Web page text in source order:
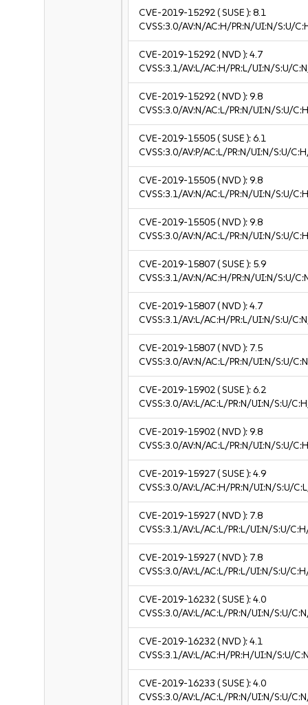
CVE-2019-15292( SUSE ):8.1
CVSS:3.0/AV:N/AC:H/PR:N/UI:N/S:U/
CVE-2019-15292( NVD ):4.7
CVSS:3.1/AV:L/AC:H/PR:L/UI:N/S:U/
CVE-2019-15292( NVD ):9.8
CVSS:3.0/AV:N/AC:L/PR:N/UI:N/S:U/
CVE-2019-15505( SUSE ):6.1
CVSS:3.0/AV:P/AC:L/PR:N/UI:N/S:U/
CVE-2019-15505( NVD ):9.8
CVSS:3.1/AV:N/AC:L/PR:N/UI:N/S:U/
CVE-2019-15505( NVD ):9.8
CVSS:3.0/AV:N/AC:L/PR:N/UI:N/S:U/
CVE-2019-15807( SUSE ): 5.9
CVSS:3.1/AV:N/AC:H/PR:N/UI:N/S:U/
CVE-2019-15807( NVD ):4.7
CVSS:3.1/AV:L/AC:H/PR:L/UI:N/S:U/
CVE-2019-15807( NVD ): 7.5
CVSS:3.0/AV:N/AC:L/PR:N/UI:N/S:U/
CVE-2019-15902( SUSE ):6.2
CVSS:3.0/AV:L/AC:L/PR:N/UI:N/S:U/
CVE-2019-15902( NVD ):9.8
CVSS:3.0/AV:N/AC:L/PR:N/UI:N/S:U/
CVE-2019-15927( SUSE ):4.9
CVSS:3.0/AV:L/AC:H/PR:N/UI:N/S:U/
CVE-2019-15927( NVD ): 7.8
CVSS:3.1/AV:L/AC:L/PR:L/UI:N/S:U/
CVE-2019-15927( NVD ): 7.8
CVSS:3.0/AV:L/AC:L/PR:L/UI:N/S:U/
CVE-2019-16232( SUSE ):4.0
CVSS:3.0/AV:L/AC:L/PR:N/UI:N/S:U/
CVE-2019-16232( NVD ):4.1
CVSS:3.1/AV:L/AC:H/PR:H/UI:N/S:U/
CVE-2019-16233 ( SUSE ):4.0
CVSS:3.0/AV:L/AC:L/PR:N/UI:N/S:U/